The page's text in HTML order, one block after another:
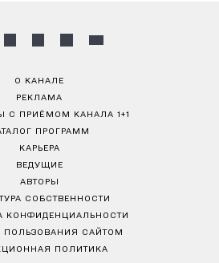
О КАНАЛЕ
РЕКЛАМА
С ПРИЁМОМ КАНАЛА 1+1
ПРОГРАММ
КАРЬЕРА
ВЕДУЩИЕ
АВТОРЫ
СОБСТВЕННОСТИ
КОНФИДЕНЦИАЛЬНОСТИ
ПОЛЬЗОВАНИЯ САЙТОМ
ПОЛИТИКА